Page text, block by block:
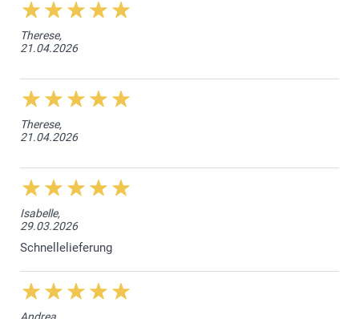
Therese,
21.04.2026
Therese,
21.04.2026
Isabelle,
29.03.2026
Schnellelieferung
Andrea,